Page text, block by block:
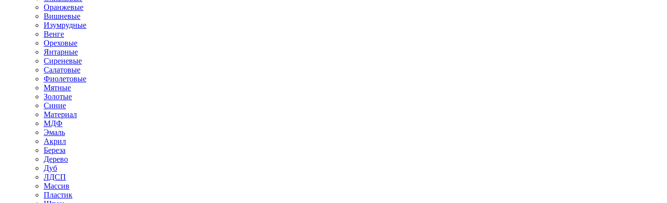
Оранжевые
Вишневые
Изумрудные
Венге
Ореховые
Янтарные
Сиреневые
Салатовые
Фиолетовые
Мятные
Золотые
Синие
Материал
МДФ
Эмаль
Акрил
Береза
Дерево
Дуб
ЛДСП
Массив
Пластик